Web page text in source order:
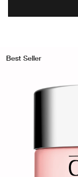
Best Seller